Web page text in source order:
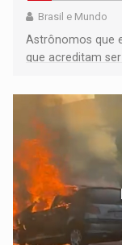
Brasil e Mundo
Astrônomos que
que acreditam
órbita